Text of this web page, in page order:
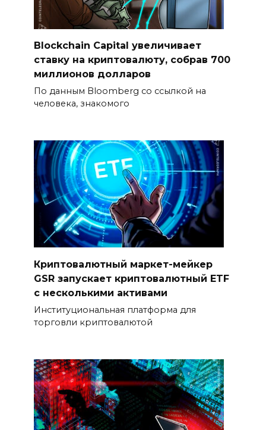
Blockchain Capital увеличивает
ставку на криптовалюту, собрав 700
миллионов долларов
По данным Bloomberg со ссылкой на
человека, знакомого
Криптовалютный маркет-мейкер
GSR запускает криптовалютный ETF
с несколькими активами
Институциональная платформа для
торговли криптовалютой